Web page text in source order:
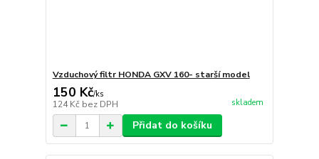
Vzduchový filtr HONDA GXV 160- starší model
150 Kč/ks
124 Kč bez DPH skladem
Přidat do košíku